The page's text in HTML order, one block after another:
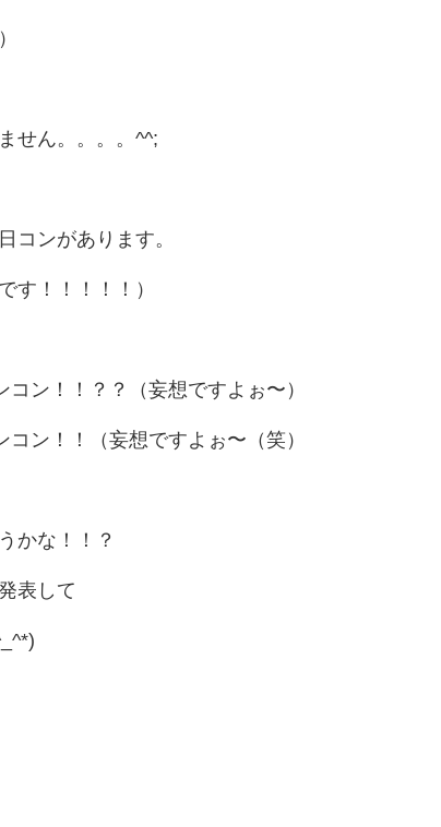
せん。。。。^^;
コンがあります。
す！！！！！）
ン！！？？（妄想ですよぉ〜）
ン！！（妄想ですよぉ〜（笑）
かな！！？
表して